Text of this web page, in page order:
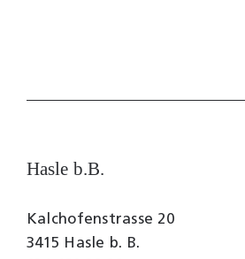
Hasle b.B.
Kalchofenstrasse 20
3415 Hasle b. B.